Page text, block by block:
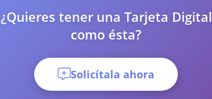
¿Quieres tener una Tarjeta Digital
como ésta?
Solicítala ahora